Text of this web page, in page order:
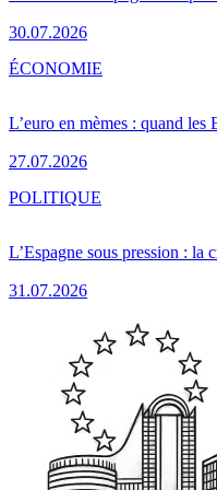
30.07.2026
L’euro en mèmes : quand
27.07.2026
ÉCONOMIE
L’Espagne sous pression : la
31.07.2026
POLITIQUE